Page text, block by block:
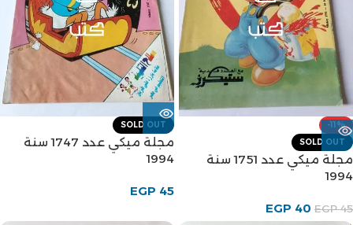
-11%
SOLD OUT
مجلة ميكي عدد 1751 سنة
1994
EGP45
EGP 40
SOLD OUT
مجلة ميكي عدد 1747 سنة
1994
EGP 45